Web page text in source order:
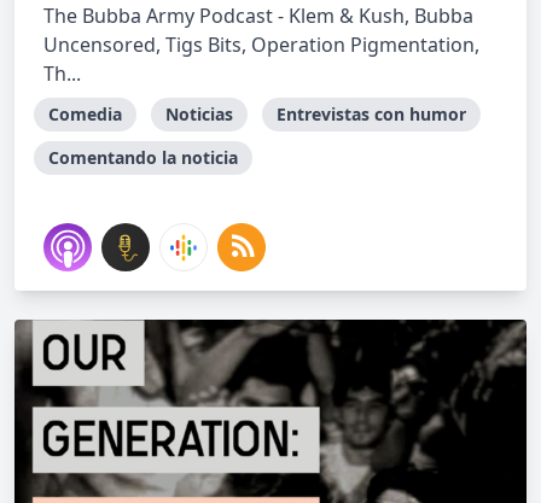
The Bubba Army Podcast - Klem & Kush, Bubba
Uncensored, Tigs Bits, Operation Pigmentation,
Th...
Comedia Noticias
Entrevistas con humor
Comentando la noticia